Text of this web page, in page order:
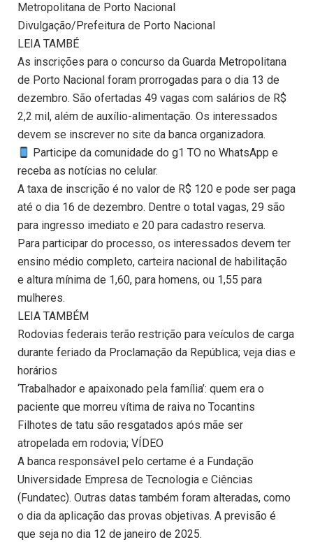
Metropolitana de Porto Nacional
Divulgação/Prefeitura de Porto Nacional
LEIA TAMBÉ
As inscrições para o concurso da Guarda Metropolitana
de Porto Nacional foram prorrogadas para o dia 13 de
dezembro. São ofertadas 49 vagas com salários de R$
2,2 mil, além de auxílio-alimentação. Os interessados
devem se inscrever no site da banca organizadora.
Participe da comunidade do g1 TO no WhatsApp e
receba as notícias no celular.
A taxa de inscrição é no valor de R$ 120 e pode ser paga
até o dia 16 de dezembro. Dentre o total vagas, 29 são
para ingresso imediato e 20 para cadastro reserva.
Para participar do processo, os interessados devem ter
ensino médio completo, carteira nacional de habilitação
e altura mínima de 1,60, para homens, ou 1,55 para
mulheres.
LEIA TAMBÉM
Rodovias federais terão restrição para veículos de carga
durante feriado da Proclamação da República; veja dias e
horários
‘Trabalhador e apaixonado pela família’: quem era o
paciente que morreu vítima de raiva no Tocantins
Filhotes de tatu são resgatados após mãe ser
atropelada em rodovia; VÍDEO
A banca responsável pelo certame é a Fundação
Universidade Empresa de Tecnologia e Ciências
(Fundatec). Outras datas também foram alteradas, como
o dia da aplicação das provas objetivas. A previsão é
que seja no dia 12 de janeiro de 2025.